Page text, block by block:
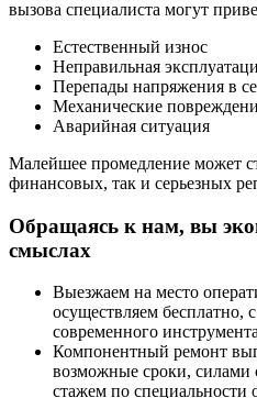
вызова специалиста могут
Естественный износ
Неправильная
Перепады напряжения в
Механические
Аварийная ситуация
Малейшее промедление может
финансовых, так и серьезных
Обращаясь к нам, вы
смыслах
Выезжаем на место
осуществляем бесплатно,
современного
Компонентный ремонт
возможные сроки,
стажем по специальности